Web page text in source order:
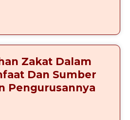
Zakat Dalam
Dan Sumber
Pengurusannya